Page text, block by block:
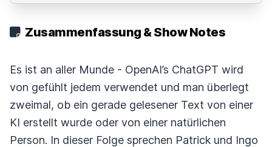
Zusammenfassung & Show Notes
Es ist an aller Munde - OpenAI’s ChatGPT wird
von gefühlt jedem verwendet und man überlegt
zweimal, ob ein gerade gelesener Text von einer
KI erstellt wurde oder von einer natürlichen
Person. In dieser Folge sprechen Patrick und Ingo